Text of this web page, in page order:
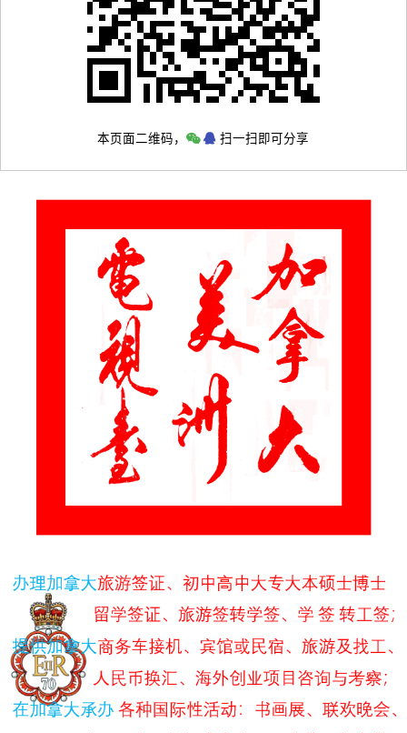
本页面二维码， 扫一扫即可分享